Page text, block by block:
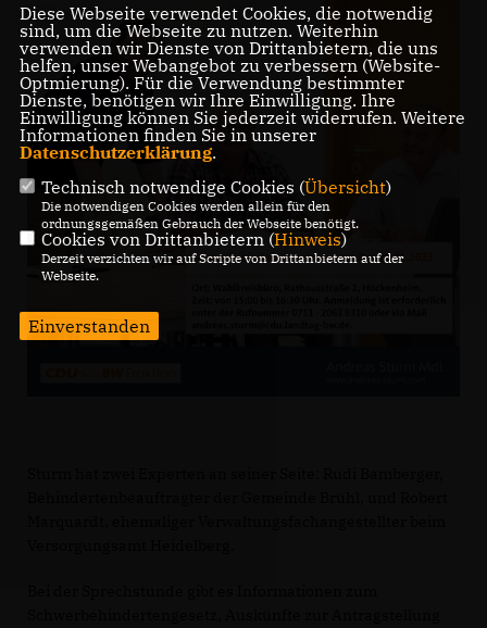
Diese Webseite verwendet Cookies, die notwendig
sind, um die Webseite zu nutzen. Weiterhin
verwenden wir Dienste von Drittanbietern, die uns
helfen, unser Webangebot zu verbessern (Website-
Optmierung). Für die Verwendung bestimmter
Dienste, benötigen wir Ihre Einwilligung. Ihre
Einwilligung können Sie jederzeit widerrufen. Weitere
Informationen finden Sie in unserer
Datenschutzerklärung.
Technisch notwendige Cookies (Übersicht)
Die notwendigen Cookies werden allein für den
ordnungsgemäßen Gebrauch der Webseite benötigt.
Cookies von Drittanbietern (Hinweis)
Derzeit verzichten wir auf Scripte von Drittanbietern auf der
Webseite.
Einverstanden